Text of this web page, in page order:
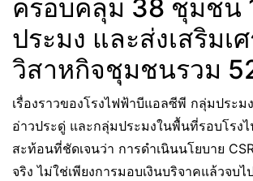
ครอบคลุม 38 ชุมชน
ประมง และส่งเสริมเ
วิสาหกิจชุมชนรวม
เรื่องราวของโรงไฟฟ้าบีแอลซีพี กลุ่มประม
อ่าวประดู่ และกลุ่มประมงในพื้นที่รอบโรง
สะท้อนที่ชัดเจนว่า การดำเนินนโยบาย
จริง ไม่ใช่เพียงการมอบเงินบริจาคแล้วจบ